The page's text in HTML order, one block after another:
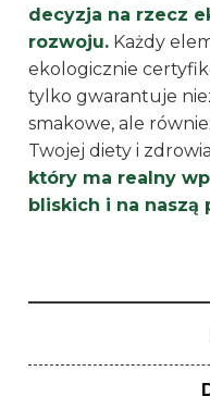
decyzja na rzecz
rozwoju. Każdy
ekologicznie
tylko gwarantuje
smakowe, ale
Twojej diety i
który ma realny
bliskich i na naszą